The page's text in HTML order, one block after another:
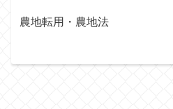
農地転用・農地法